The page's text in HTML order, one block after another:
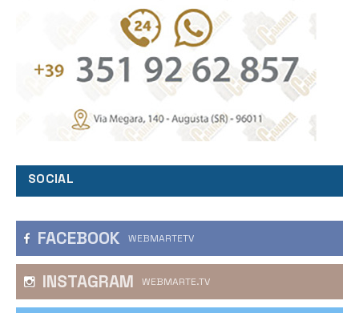
SOCIAL
FACEBOOK WEBMARTETV
INSTAGRAM WEBMARTE.TV